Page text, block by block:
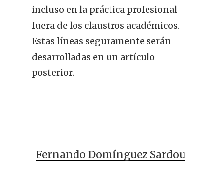
incluso en la práctica profesional
fuera de los claustros académicos.
Estas líneas seguramente serán
desarrolladas en un artículo
posterior.
Fernando Domínguez Sardou